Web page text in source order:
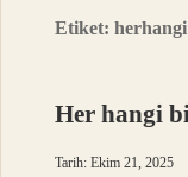
Etiket:herhangi
Her hangi
Tarih: Ekim 21, 2025